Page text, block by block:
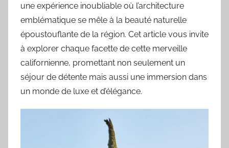
une expérience inoubliable où l’architecture
emblématique se mêle à la beauté naturelle
époustouflante de la région. Cet article vous invite
à explorer chaque facette de cette merveille
californienne, promettant non seulement un
séjour de détente mais aussi une immersion dans
un monde de luxe et d’élégance.